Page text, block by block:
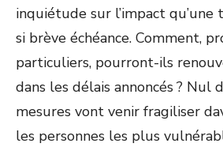
inquiétude sur l’impact
si brève échéance. Comment,
particuliers, pourront-ils
dans les délais annoncés ? Nul
mesures vont venir fragiliser
les personnes les plus